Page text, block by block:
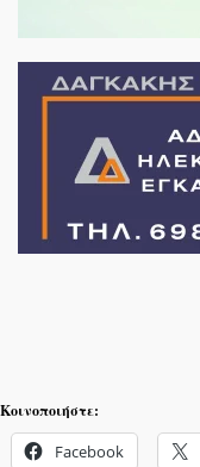
Κοινοποιήστε:
Facebook